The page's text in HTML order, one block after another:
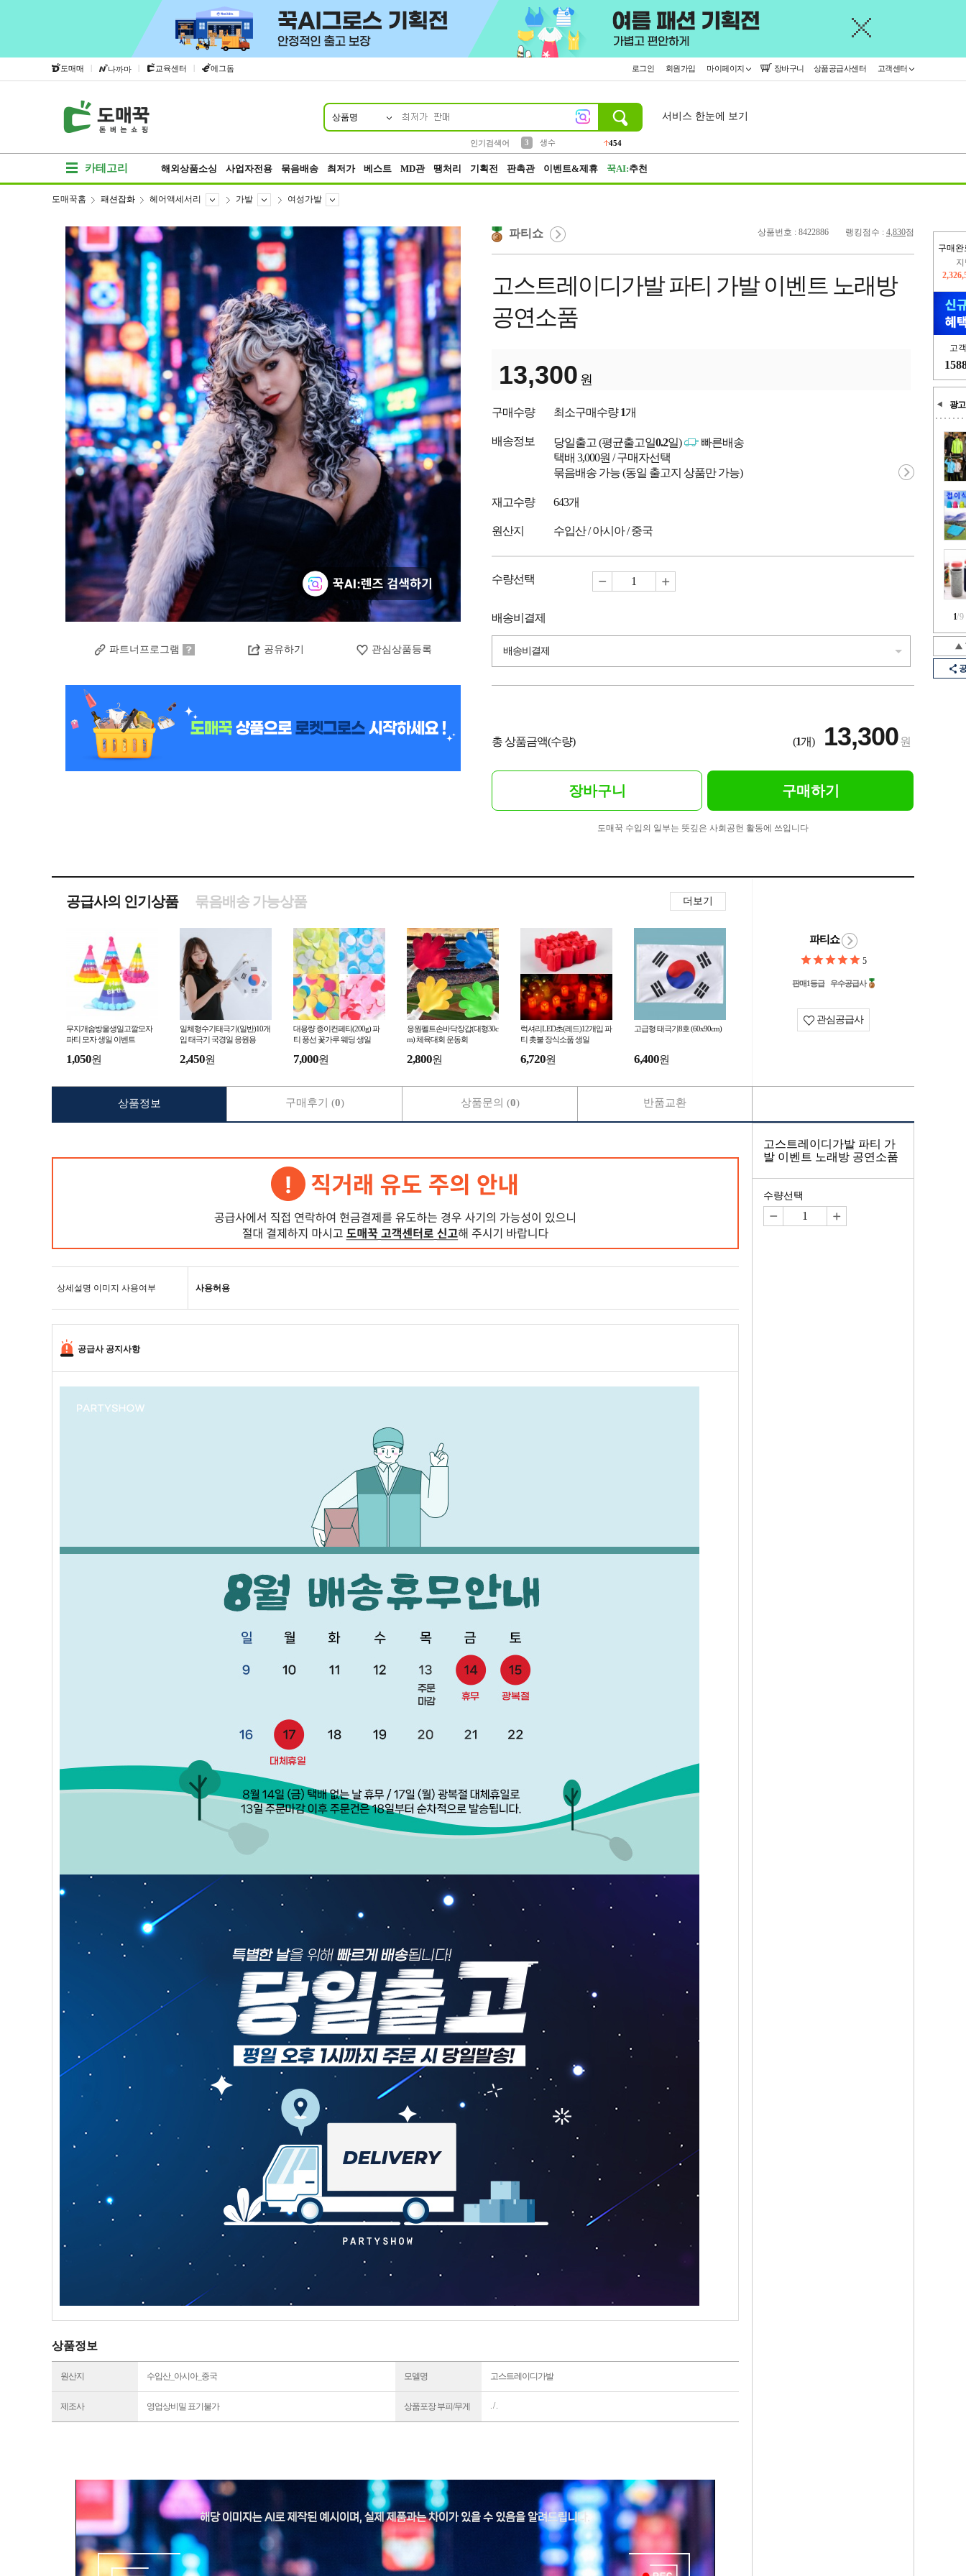
도매매 | 나까마 | 교육센터 | 에그돔 로그인 회원가입 마이페이지 장바구니 상품공급사센터 고객센터
상품명
인기검색어
3
생수
454
서비스 한눈에 보기
카테고리 해외상품소싱 사업자전용 묶음배송 최저가 베스트 MD관 땡처리 기획전 판촉관 이벤트&제휴 꾹AI:추천
구매완
고
광고
1/9
도매꾹홈 패션잡화 헤어액세서리 가발 여성가발
파트너프로그램 공유하기 관심상품등록
상품번호 : 8422886 랭킹점수 : 4,830점
파티쇼
고스트레이디가발 파티 가발 이벤트 노래방
공연소품
13,300 원
구매수량 최소구매수량1개
배송정보 당일출고 (평균출고일0.2일)
빠른배송
택배 3,000원 / 구매자선택
묶음배송 가능 (동일 출고지 상품만 가능)
재고수량 643개
원산지 수입산 / 아시아 / 중국
수량선택
배송비결제
배송비결제
총 상품금액(수량) (1개) 13,300원
장바구니 구매하기
도매꾹 수입의 일부는 뜻깊은 사회공헌 활동에 쓰입니다
공급사의 인기상품 더보기
묶음배송 가능상품
무지개솜방울생일고깔모자
파티 모자 생일 이벤트
1,050원
일체형수기태극기(일반)10개
입 태극기 국경일 응원용
2,450원
대용량 종이컨페티(200g) 파
티 풍선 꽃가루 웨딩 생일
7,000원
응원펠트손바닥장갑(대형30c
m) 체육대회 운동회
2,800원
럭셔리LED초(레드)12개입 파
티 촛불 장식소품 생일
6,720원
고급형 태극기8호 (60x90cm)
6,400원
파티쇼
5
판매1등급 우수공급사
관심공급사
상세설명 이미지 사용여부 사용허용
공급사 공지사항
상품정보
원산지 수입산_아시아_중국 모델명 고스트레이디가발
제조사 영업상비밀 표기불가 상품포장 부피/무게 . / .
상품정보 구매후기 (0) 상품문의 (0) 반품교환
고스트레이디가발 파티 가
발 이벤트 노래방 공연소품
수량선택